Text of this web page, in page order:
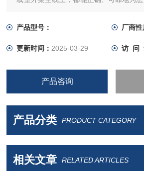
产品型号：
厂商性
更新时间： 2025-03-29 访 问
产品咨询
产品分类 PRODUCT CATEGORY
相关文章 RELATED ARTICLES